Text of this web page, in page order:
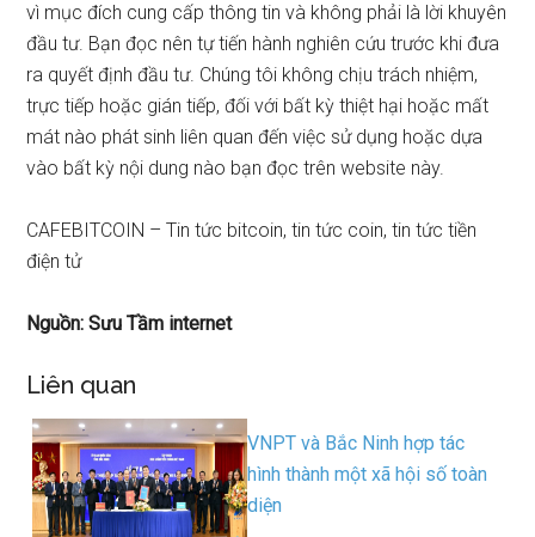
vì mục đích cung cấp thông tin và không phải là lời khuyên
đầu tư. Bạn đọc nên tự tiến hành nghiên cứu trước khi đưa
ra quyết định đầu tư. Chúng tôi không chịu trách nhiệm,
trực tiếp hoặc gián tiếp, đối với bất kỳ thiệt hại hoặc mất
mát nào phát sinh liên quan đến việc sử dụng hoặc dựa
vào bất kỳ nội dung nào bạn đọc trên website này.
CAFEBITCOIN – Tin tức bitcoin, tin tức coin, tin tức tiền
điện tử
Nguồn: Sưu Tầm internet
Liên quan
VNPT và Bắc Ninh hợp tác
hình thành một xã hội số toàn
diện